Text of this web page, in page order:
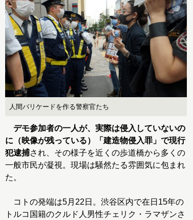
人間バリケードを作る警察官たち
デモ参加者の一人が、実際は侵入していないの
に（映像が残っている）「建造物侵入罪」で現行
犯逮捕され、その様子を近くの歩道橋から多くの
一般市民が凝視。現場は騒然たる雰囲気に包まれ
た。
コトの発端は5月22日。渋谷区内で在日15年の
トルコ国籍のクルド人男性チェリク・ラマザンさ